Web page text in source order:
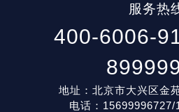
服务热
400-6006-
地址：北京市大兴区金
电话：15699996727/